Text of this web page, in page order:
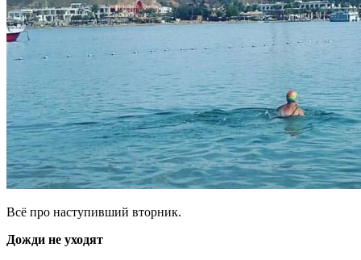
Всё про наступивший вторник.
Дожди не уходят